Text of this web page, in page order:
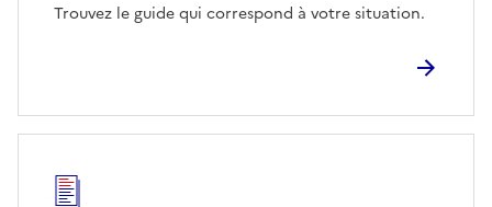
Trouvez le guide qui correspond à votre situation.